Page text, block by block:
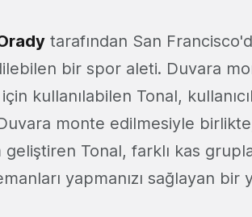
tarafından San
bir spor aleti. Duvara
kullanılabilen Tonal,
monte edilmesiyle
Tonal, farklı kas
yapmanızı sağlayan bir